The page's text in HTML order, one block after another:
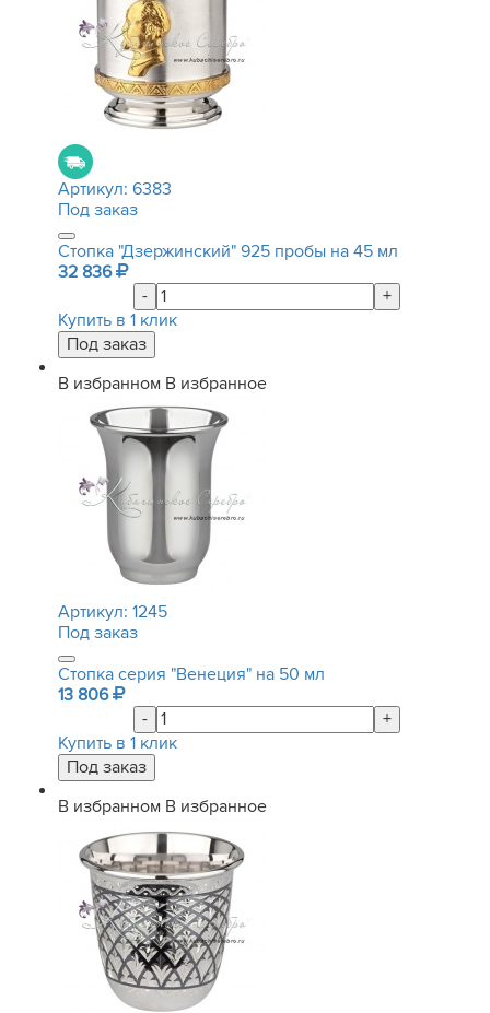
Артикул: 6383
Под заказ
Стопка "Дзержинский" 925 пробы на 45 мл
32 836
-
+
Купить в 1 клик
В избранном В избранное
Артикул: 1245
Под заказ
Стопка серия "Венеция" на 50 мл
13 806
-
+
Купить в 1 клик
В избранном В избранное